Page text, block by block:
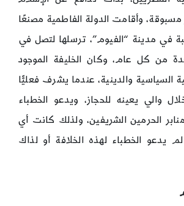
مسبوقة، وأقامت الدولة الفاطمية مصنعًا
في مدينة “الفيوم”، ترسلها لتصل في
من كل عام، وكان الخليفة الموجود
السياسية والدينية، عندما يشرف فعليًّا
والي يعينه للحجاز، ويدعو الخطباء
الحرمين الشريفين، ولذلك كانت أي
يدعو الخطباء لهذه الخلافة أو لذاك